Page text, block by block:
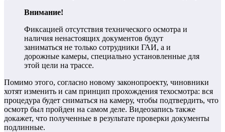
Внимание!
Фиксацией отсутствия технического осмотра и
наличия ненастоящих документов будут
заниматься не только сотрудники ГАИ, а и
дорожные камеры, специально установленные для
этой цели на трассе.
Помимо этого, согласно новому законопроекту, чиновники
хотят изменить и сам принцип прохождения техосмотра: вся
процедура будет сниматься на камеру, чтобы подтвердить, что
осмотр был пройден на самом деле. Видеозапись также
докажет, что полученные в результате проверки документы
подлинные.